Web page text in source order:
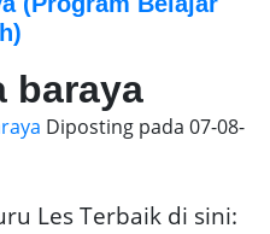
baraya
Diposting pada 07-08-
Les Terbaik di sini: